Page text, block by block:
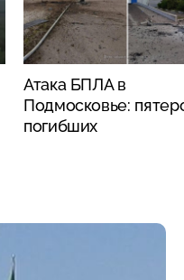
Атака БПЛА в
Подмосковье:
погибших